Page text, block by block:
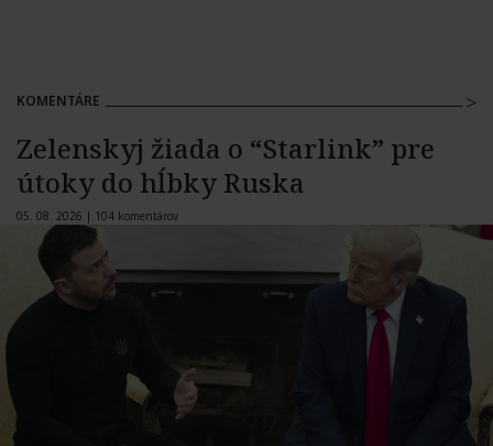
KOMENTÁRE
Zelenskyj žiada o “Starlink” pre
útoky do hĺbky Ruska
05. 08. 2026 | 104 komentárov